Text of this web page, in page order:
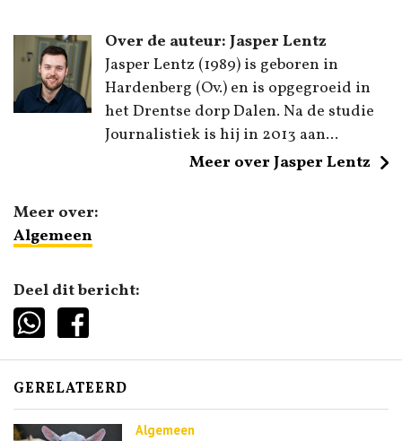
Over de auteur: Jasper Lentz
Jasper Lentz (1989) is geboren in
Hardenberg (Ov.) en is opgegroeid in
het Drentse dorp Dalen. Na de studie
Journalistiek is hij in 2013 aan...
Meer over Jasper Lentz
Meer over:
Algemeen
Deel dit bericht:
GERELATEERD
Algemeen